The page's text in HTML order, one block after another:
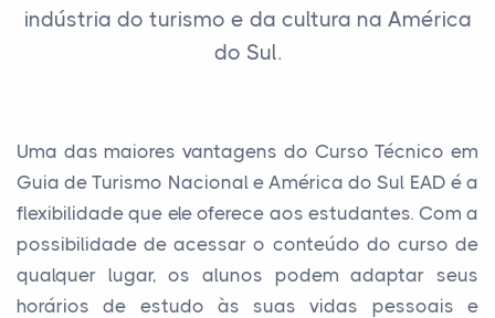
indústria do turismo e da cultura na América
do Sul.
Uma das maiores vantagens do Curso Técnico em
Guia de Turismo Nacional e América do Sul EAD é a
flexibilidade que ele oferece aos estudantes. Com a
possibilidade de acessar o conteúdo do curso de
qualquer lugar, os alunos podem adaptar seus
horários de estudo às suas vidas pessoais e